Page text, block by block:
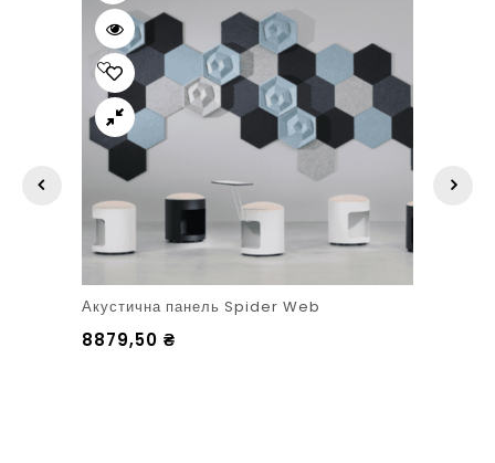
Акустична панель Spider Web
8879,50 ₴